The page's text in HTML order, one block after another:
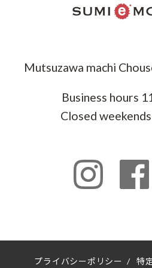
Mutsuzawa machi
Business hours
Closed
プライバシーポリシー / 特